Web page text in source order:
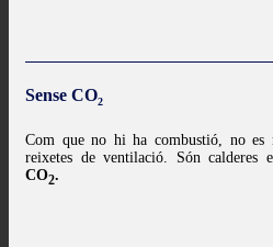
Sense CO2
Com que no hi ha combustió, no es
reixetes de ventilació. Són calderes
CO2.